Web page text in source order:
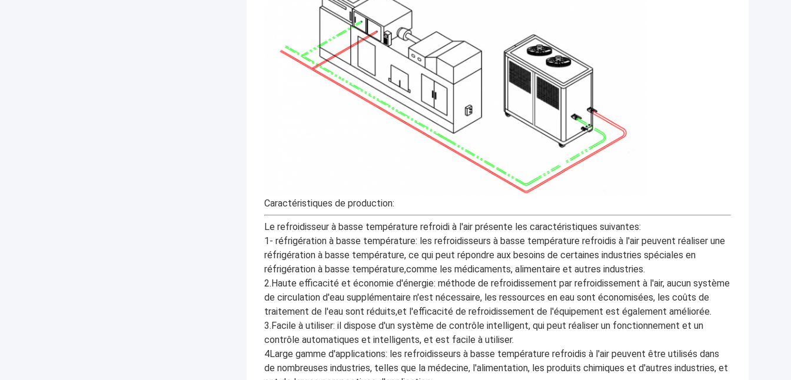
Caractéristiques de production:
Le refroidisseur à basse température refroidi à l'air présente les caractéristiques suivantes:
1- réfrigération à basse température: les refroidisseurs à basse température refroidis à l'air peuvent réaliser une
réfrigération à basse température, ce qui peut répondre aux besoins de certaines industries spéciales en
réfrigération à basse température,comme les médicaments, alimentaire et autres industries.
2.Haute efficacité et économie d'énergie: méthode de refroidissement par refroidissement à l'air, aucun système
de circulation d'eau supplémentaire n'est nécessaire, les ressources en eau sont économisées, les coûts de
traitement de l'eau sont réduits,et l'efficacité de refroidissement de l'équipement est également améliorée.
3.Facile à utiliser: il dispose d'un système de contrôle intelligent, qui peut réaliser un fonctionnement et un
contrôle automatiques et intelligents, et est facile à utiliser.
4Large gamme d'applications: les refroidisseurs à basse température refroidis à l'air peuvent être utilisés dans
de nombreuses industries, telles que la médecine, l'alimentation, les produits chimiques et d'autres industries, et